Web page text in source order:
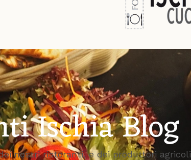
Ischia Blog
nostri ristoranti, e dei produttori agricoli